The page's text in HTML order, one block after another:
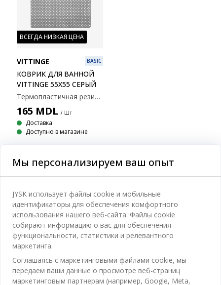
ВСЕГДА НИЗКАЯ ЦЕНА
VITTINGE BASIC
КОВРИК ДЛЯ ВАННОЙ
VITTINGE 55X55 СЕРЫЙ
Термопластичная резина. 55x55 см
165 MDL / Шт
Доставка
Доступно в магазине
Категории
Спальня
Ванная
Кабинет
Гостиная
Отдел обслуживания клиентов
Контакты службы поддержки клиентов
Магазины и часы работы
Акции
JYSK
Про JYSK
Мы персонализируем ваш опыт
JYSK использует файлы cookie и мобильные
идентификаторы для обеспечения комфортного
использования нашего веб-сайта. Файлы cookie
собирают информацию о вас для обеспечения
функциональности, статистики и релевантного
маркетинга.
Соглашаясь с маркетинговыми файлами cookie, мы
передаем ваши данные о просмотре веб-страниц
маркетинговым партнерам (например, Google, Meta,